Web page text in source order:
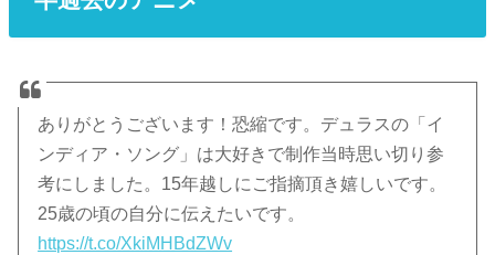
ありがとうございます！恐縮です。デュラスの「イ
ンディア・ソング」は大好きで制作当時思い切り参
考にしました。15年越しにご指摘頂き嬉しいです。
25歳の頃の自分に伝えたいです。
https://t.co/XkiMHBdZWv